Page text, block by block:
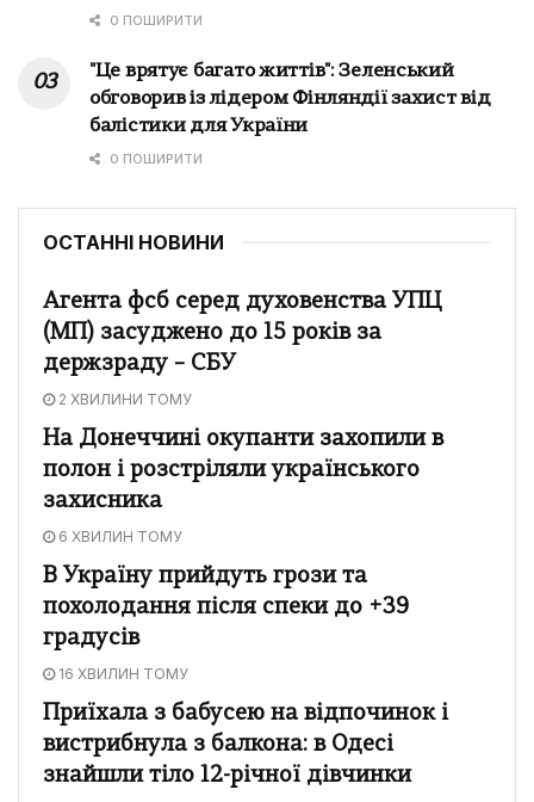
0 ПОШИРИТИ
"Це врятує багато життів": Зеленський
обговорив із лідером Фінляндії захист від
балістики для України
0 ПОШИРИТИ
ОСТАННІ НОВИНИ
Агента фсб серед духовенства УПЦ
(МП) засуджено до 15 років за
держзраду – СБУ
2 ХВИЛИНИ ТОМУ
На Донеччині окупанти захопили в
полон і розстріляли українського
захисника
6 ХВИЛИН ТОМУ
В Україну прийдуть грози та
похолодання після спеки до +39
градусів
16 ХВИЛИН ТОМУ
Приїхала з бабусею на відпочинок і
вистрибнула з балкона: в Одесі
знайшли тіло 12-річної дівчинки